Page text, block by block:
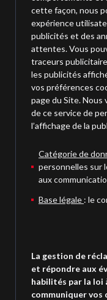
cette façon, nous
expérience
publicités et des
attentes. Vous
traceurs
les publicités
vos préférences
page du Site. Nous
de ce service de
l’affichage de la
Catégorie de
personnelles sur
aux
Base légale : le
La gestion de
et répondre aux
habilités par la loi
communiquer vos